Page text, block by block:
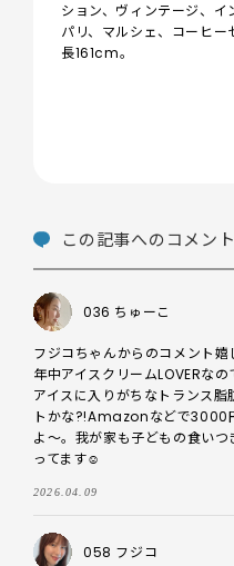
ション、ヴィンテージ、イ
パリ、マルシェ、コーヒ
長161cm。
この記事へのコメント
036 ちゅーこ
フジコちゃんからのコメント
年中アイスクリームLOVERな
アイスに入りがちなトランス
トかな?!Amazonなどで3000
よ〜。我が家も子どもの食い
ってます☺️
2026.04.09
058 フジコ